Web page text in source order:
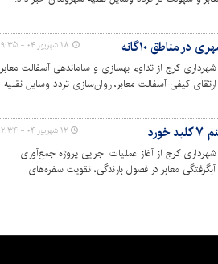
مناطق ۱۰‌گانه
کرج از تداوم بهسازی و ساماندهی آسفالت معابر
کرج با هدف ارتقای کیفی آسفالت معابر، روان‌سازی تردد وسایل نقلیه
۱۸ شهریور ۰۴ - ۰۹:۳۵
کرج از آغاز عملیات اجرایی پروژه جمع‌آوری
هدف پیشگیری از آبگرفتگی معابر در فصول بارندگی، تقویت سفره‌های
۱۲ شهریور ۰۴ - ۱۲:۳۴